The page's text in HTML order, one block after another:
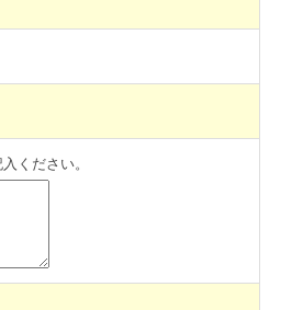
ください。